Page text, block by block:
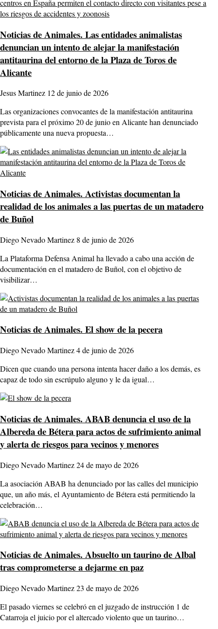
Noticias de Animales. Las entidades animalistas
denuncian un intento de alejar la manifestación
antitaurina del entorno de la Plaza de Toros de
Alicante
Jesus Martinez 12 de junio de 2026
Las organizaciones convocantes de la manifestación antitaurina
prevista para el próximo 20 de junio en Alicante han denunciado
públicamente una nueva propuesta…
Noticias de Animales. Activistas documentan la
realidad de los animales a las puertas de un matadero
de Buñol
Diego Nevado Martinez 8 de junio de 2026
La Plataforma Defensa Animal ha llevado a cabo una acción de
documentación en el matadero de Buñol, con el objetivo de
visibilizar…
Noticias de Animales. El show de la pecera
Diego Nevado Martinez4 de junio de 2026
Dicen que cuando una persona intenta hacer daño a los demás, es
capaz de todo sin escrúpulo alguno y le da igual…
Noticias de Animales. ABAB denuncia el uso de la
Albereda de Bétera para actos de sufrimiento animal
y alerta de riesgos para vecinos y menores
Diego Nevado Martinez24 de mayo de 2026
La asociación ABAB ha denunciado por las calles del municipio
que, un año más, el Ayuntamiento de Bétera está permitiendo la
celebración…
Noticias de Animales. Absuelto un taurino de Albal
tras comprometerse a dejarme en paz
Diego Nevado Martinez23 de mayo de 2026
El pasado viernes se celebró en el juzgado de instrucción 1 de
Catarroja el juicio por el altercado violento que un taurino…